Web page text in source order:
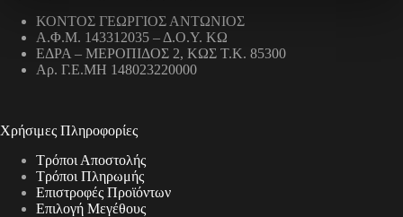
ΚΟΝΤΟΣ ΓΕΩΡΓΙΟΣ ΑΝΤΩΝΙΟΣ
Α.Φ.Μ. 143312035 – Δ.Ο.Υ. ΚΩ
ΕΔΡΑ – ΜΕΡΟΠΙΔΟΣ 2, ΚΩΣ Τ.Κ. 85300
Αρ. Γ.Ε.ΜΗ 148023220000
Χρήσιμες Πληροφορίες
Τρόποι Αποστολής
Τρόποι Πληρωμής
Επιστροφές Προϊόντων
Επιλογή Μεγέθους